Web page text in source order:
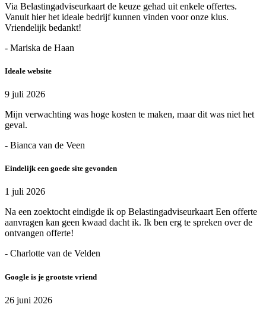
Via Belastingadviseurkaart de keuze gehad uit enkele offertes.
Vanuit hier het ideale bedrijf kunnen vinden voor onze klus.
Vriendelijk bedankt!
- Mariska de Haan
Ideale website
9 juli 2026
Mijn verwachting was hoge kosten te maken, maar dit was niet het
geval.
- Bianca van de Veen
Eindelijk een goede site gevonden
1 juli 2026
Na een zoektocht eindigde ik op Belastingadviseurkaart Een offerte
aanvragen kan geen kwaad dacht ik. Ik ben erg te spreken over de
ontvangen offerte!
- Charlotte van de Velden
Google is je grootste vriend
26 juni 2026